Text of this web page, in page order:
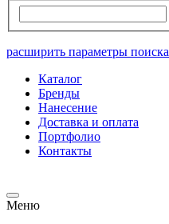
расширить параметры поиска
Каталог
Бренды
Нанесение
Доставка и оплата
Портфолио
Контакты
Меню